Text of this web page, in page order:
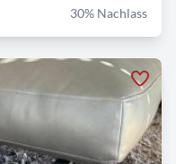
30% Nachlass